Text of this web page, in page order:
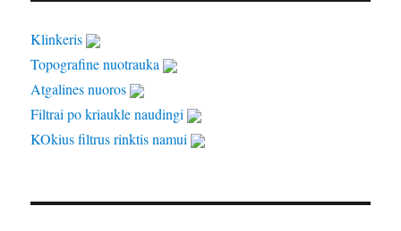
Klinkeris
Topografine nuotrauka
Atgalines nuoros
Filtrai po kriaukle naudingi
KOkius filtrus rinktis namui